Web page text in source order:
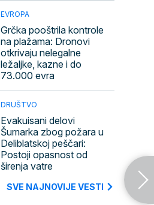
EVROPA
Grčka pooštrila kontrole
na plažama: Dronovi
otkrivaju nelegalne
ležaljke, kazne i do
73.000 evra
DRUŠTVO
Evakuisani delovi
Šumarka zbog požara u
Deliblatskoj peščari:
Postoji opasnost od
širenja vatre
SVE NAJNOVIJE VESTI